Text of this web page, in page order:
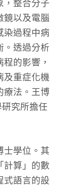
，整合分子
鏡以及電腦
染過程中病
。透過分析
的影響，
及重症化機
療法。王博
究所擔任
士學位。其
計算」的數
式語言的設